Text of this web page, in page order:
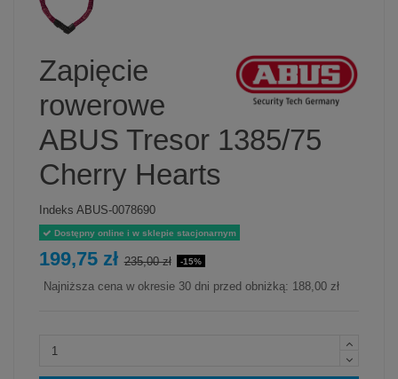
Zapięcie
rowerowe
ABUS Tresor 1385/75
Cherry Hearts
Indeks ABUS-0078690
Dostępny online i w sklepie stacjonarnym
199,75 zł 235,00 zł -15%
Najniższa cena w okresie 30 dni przed obniżką: 188,00 zł